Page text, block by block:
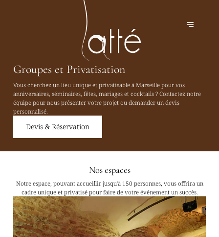
Groupes et Privatisation
Vous cherchez un lieu unique et privatisable à Marseille pour vos
anniversaires, séminaires, fêtes, mariages et cocktails ? Contactez notre
équipe pour nous présenter votre projet ou demander un devis
personnalisé.
Devis & Réservation
Nos espaces
Notre espace, pouvant accueillir jusqu'à 150 personnes, vous offrira un
cadre unique et privatisé pour faire de votre événement un succès.